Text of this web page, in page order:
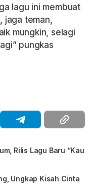
lagu ini membuat
jaga teman,
mungkin, selagi
pungkas
Rilis Lagu Baru “Kau
Ungkap Kisah Cinta